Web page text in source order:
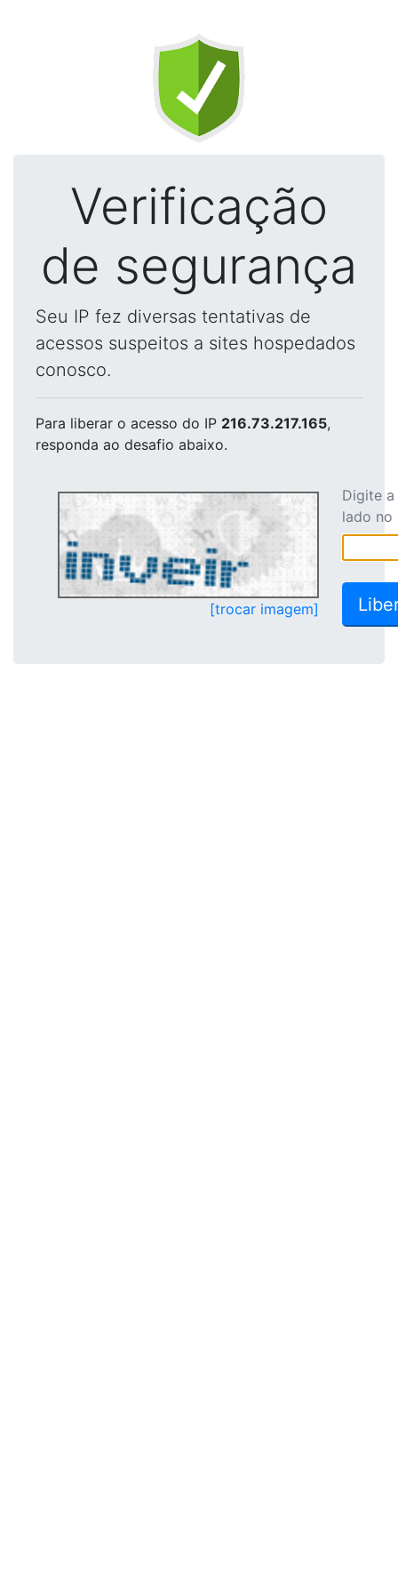
Verificação
de segurança
Seu IP fez diversas tentativas de
acessos suspeitos a sites hospedados
conosco.
Para liberar o acesso do IP 216.73.217.165,
responda ao desafio abaixo.
[trocar imagem]
Digite
lado no